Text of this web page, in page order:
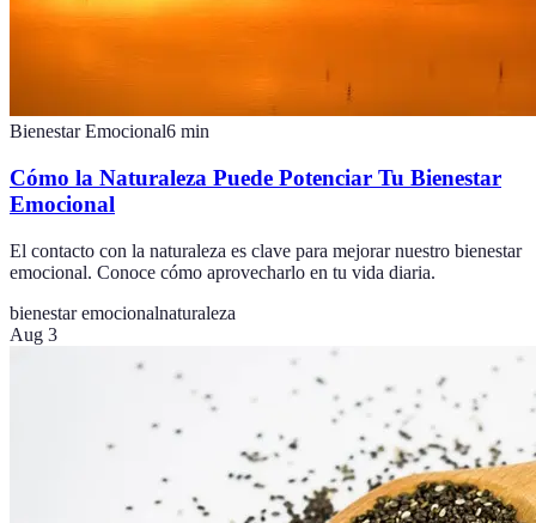
Bienestar Emocional6 min
Cómo la Naturaleza Puede Potenciar Tu Bienestar
Emocional
El contacto con la naturaleza es clave para mejorar nuestro bienestar
emocional. Conoce cómo aprovecharlo en tu vida diaria.
bienestar emocionalnaturaleza
Aug 3